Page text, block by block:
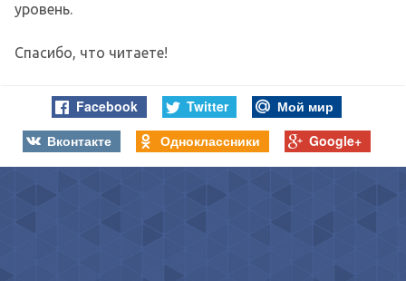
уровень.
Спасибо, что читаете!
Facebook Twitter
Мой мир
Вконтакте
Одноклассники Google+